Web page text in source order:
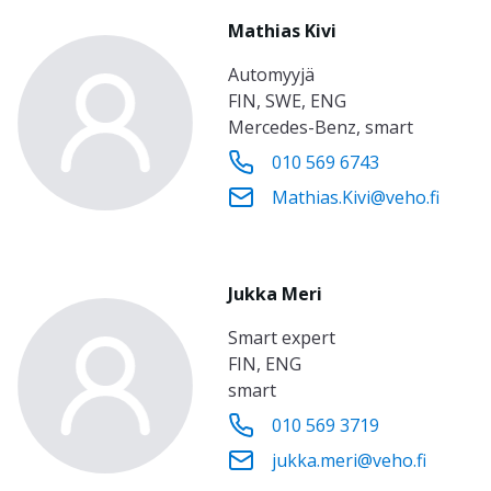
Mathias Kivi
automyyjä
FIN, SWE, ENG
Mercedes-Benz, smart
010 569 6743
Mathias.Kivi@veho.fi
Jukka Meri
smart expert
FIN, ENG
smart
010 569 3719
jukka.meri@veho.fi